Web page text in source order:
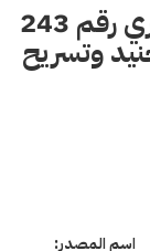
تعديل بعض أحكام القرار الوزاري رقم 243
وتسريح
اسم المصدر: